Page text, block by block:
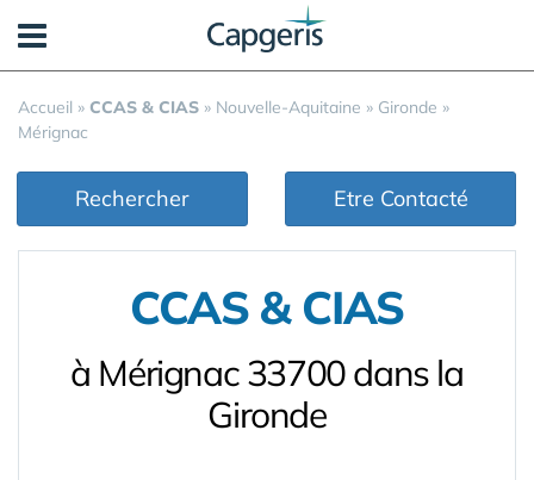
Accueil » CCAS & CIAS » Nouvelle-Aquitaine » Gironde »
Mérignac
Rechercher Etre Contacté
CCAS & CIAS
à Mérignac 33700 dans la
Gironde